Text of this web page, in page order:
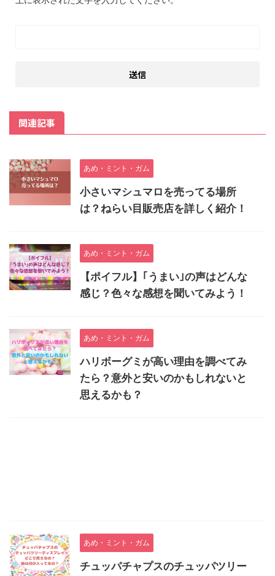
関連記事
あめ・ミント・ガム
小さいマシュマロを売ってる場所
は？ねらい目販売店を詳しく紹介！
あめ・ミント・ガム
【ポイフル】｢うまい｣の声はどんな
感じ？色々な感想を聞いてみよう！
あめ・ミント・ガム
ハリボーグミが高い理由を調べてみ
たら？意外と安いのかもしれないと
思えるかも？
あめ・ミント・ガム
チュッパチャプスのチュッパツリー